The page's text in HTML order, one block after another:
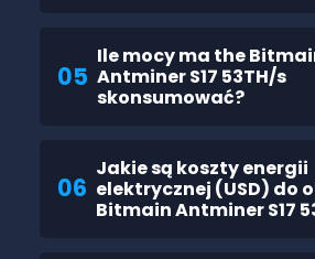
05
Ile mocy ma the
Antminer S17 53TH/s
skonsumować?
06
Jakie są koszty energii
elektrycznej (USD) do
Bitmain Antminer S17